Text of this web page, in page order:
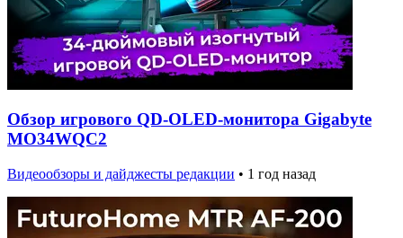
Обзор игрового QD-OLED-монитора Gigabyte
MO34WQC2
Видеообзоры и дайджесты редакции • 1 год назад